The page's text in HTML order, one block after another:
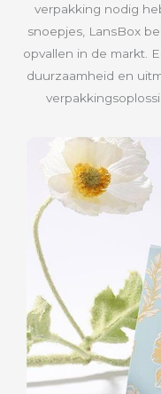
verpakking nodig
snoepjes, LansBox
opvallen in de markt.
duurzaamheid en